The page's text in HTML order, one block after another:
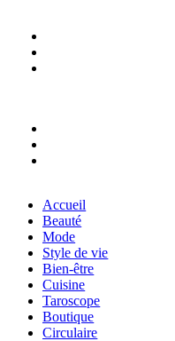
Accueil
Beauté
Mode
Style de vie
Bien-être
Cuisine
Taroscope
Boutique
Circulaire